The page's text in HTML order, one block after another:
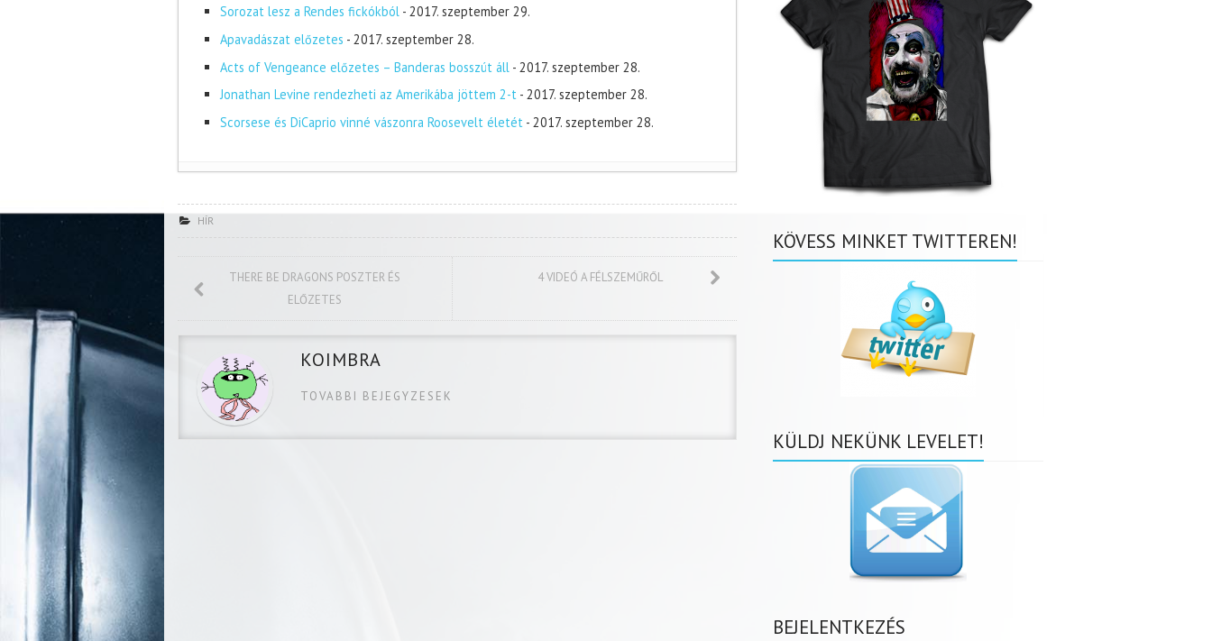
Sorozat lesz a Rendes fickókból - 2017. szeptember 29.
Apavadászat előzetes - 2017. szeptember 28.
Acts of Vengeance előzetes – Banderas bosszút áll - 2017. szeptember 28.
Jonathan Levine rendezheti az Amerikába jöttem 2-t - 2017. szeptember 28.
Scorsese és DiCaprio vinné vászonra Roosevelt életét - 2017. szeptember 28.
HÍR
THERE BE DRAGONS POSZTER ÉS
ELŐZETES
4 VIDEÓ A FÉLSZEMŰRŐL
KOIMBRA
TOVABBI BEJEGYZESEK
KÖVESS MINKET TWITTEREN!
KÜLDJ NEKÜNK LEVELET!
BEJELENTKEZÉS